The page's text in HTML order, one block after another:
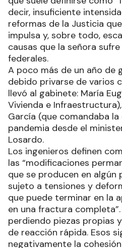
decir, insuficiente
reformas de la Justicia
impulsa y, sobre todo,
causas que la señora
federales.
A poco más de un año de
debido privarse de varios
llevó al gabinete: María
Vivienda e
García (que comandaba
pandemia desde el
Losardo.
Los ingenieros definen
las “modificaciones
que se producen en
sujeto a tensiones y
que puede terminar en la
en una fractura
perdiendo piezas propias
de reacción rápida. Esos
negativamente la